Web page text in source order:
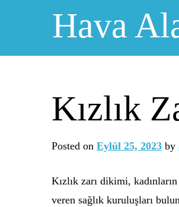
Hava
Kızlık
Posted on Eylül 25, 2023 by
Kızlık zarı dikimi,
veren sağlık kuruluşları